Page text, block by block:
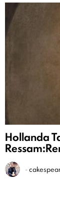
Hollanda
-